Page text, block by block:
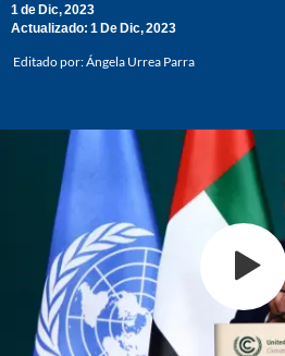
1 de Dic, 2023
Actualizado: 1 De Dic, 2023
Editado por:Ángela Urrea Parra